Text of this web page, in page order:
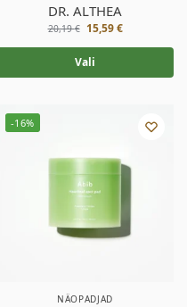
DR. ALTHEA
20,19€ 15,59€
Vali
-16%
NÄOPADJAD